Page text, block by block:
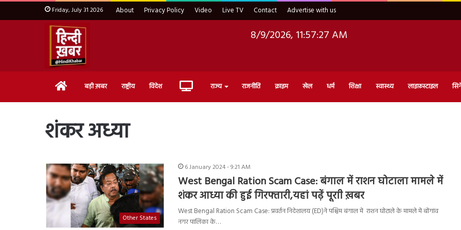
Friday, July 31 2026 About Privacy Policy Video Live TV Contact Advertise with us
8/9/2026, 11:57:28 AM
Home बड़ी ख़बर राष्ट्रीय विदेश Live राज्य राजनीति क्राइम खेल धर्म शिक्षा स्वास्थ्य लाइफ़स्टाइल
शंकर अध्या
Other States
6 January 2024 - 9:21 AM
West Bengal Ration Scam Case: बंगाल में राशन घोटाला मामले में
शंकर आध्या की हुई गिरफ्तारी,यहां पढ़ें पूराी ख़बर
West Bengal Ration Scam Case: प्रवर्तन निदेशालय (ED)ने पश्चिम बंगाल में राशन घोटाले के मामले में बोंगांव
नगर पालिका के…